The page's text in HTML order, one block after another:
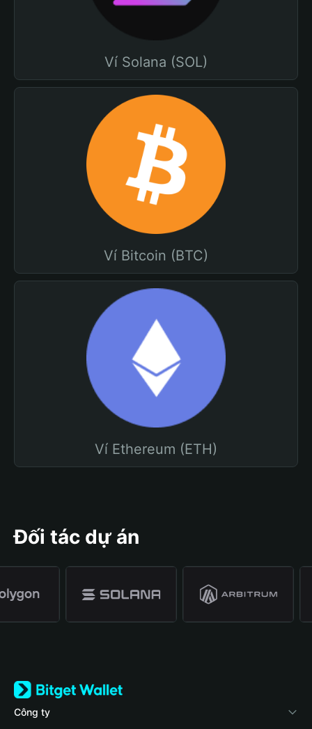
Ví Solana (SOL)
Ví Bitcoin (BTC)
Ví Ethereum (ETH)
Đối tác dự án
Công ty